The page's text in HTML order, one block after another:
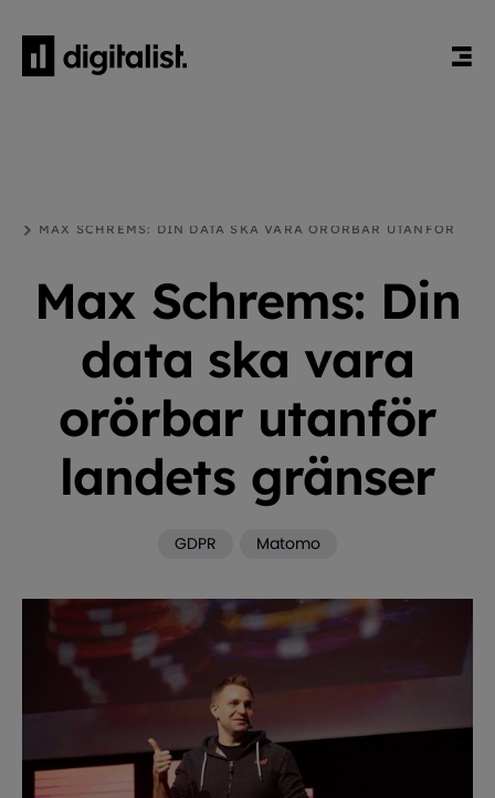
MAX SCHREMS: DIN DATA SKA VARA ORÖRBAR UTANFÖR
Max Schrems: Din
data ska vara
orörbar utanför
landets gränser
GDPR Matomo